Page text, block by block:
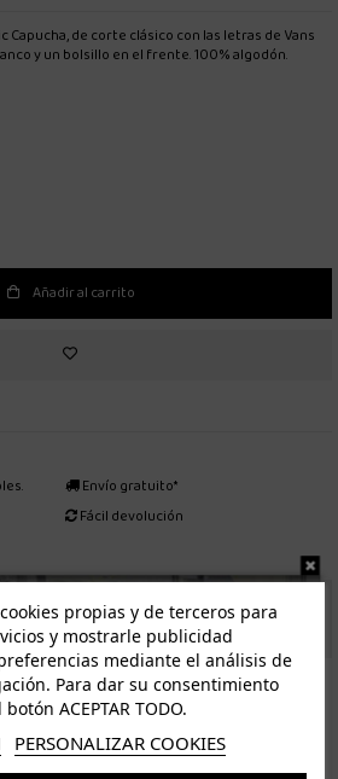
Capucha, de corte clásico con las letras de Vans
y un bolsillo en el frente. 100% algodón.
Añadir al carrito
Envío gratuito*
Fácil devolución
*
de 50€
de 50€
propias y de terceros para
y mostrarle publicidad
mediante el análisis de
Para dar su consentimiento
ACEPTAR TODO.
PERSONALIZAR COOKIES